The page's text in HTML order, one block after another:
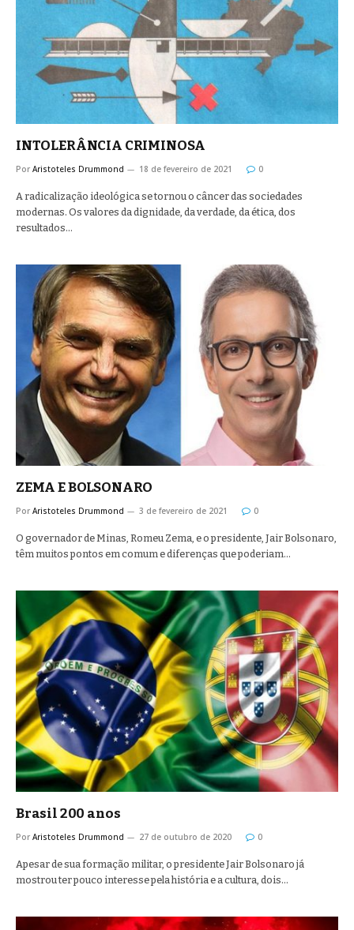
INTOLERÂNCIA CRIMINOSA
Por Aristoteles Drummond 18 de fevereiro de 2021 0
A radicalização ideológica se tornou o câncer das sociedades
modernas. Os valores da dignidade, da verdade, da ética, dos
resultados…
ZEMA E BOLSONARO
Por Aristoteles Drummond 3 de fevereiro de 2021 0
O governador de Minas, Romeu Zema, e o presidente, Jair Bolsonaro,
têm muitos pontos em comum e diferenças que poderiam…
Brasil 200 anos
Por Aristoteles Drummond 27 de outubro de 2020 0
Apesar de sua formação militar, o presidente Jair Bolsonaro já
mostrou ter pouco interesse pela história e a cultura, dois…